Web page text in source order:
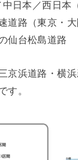
中日本／西日本
道路（東京・
仙台松島道路
京浜道路・横
す。